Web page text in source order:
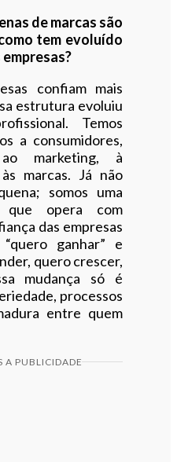
de marcas são
tem evoluído
confiam mais
estrutura evoluiu
Temos
a consumidores,
marketing, à
marcas. Já não
somos uma
que opera com
das empresas
ganhar” e
quero crescer,
mudança só é
processos
entre quem
A PUBLICIDADE